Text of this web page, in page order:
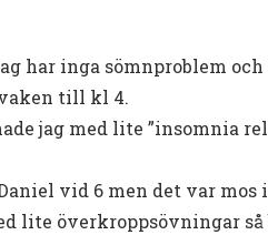
har inga sömnproblem
till kl 4.
jag med lite ”insomnia
vid 6 men det var
lite överkroppsövningar